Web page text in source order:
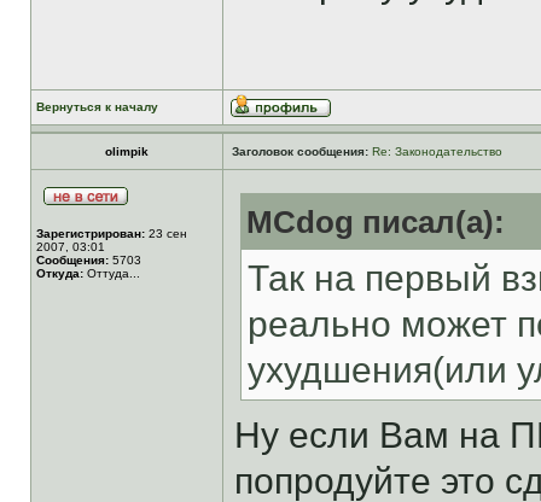
Вернуться к началу
olimpik Заголовок сообщения: Re: Законодательство
Зарегистрирован: 23 сен
2007, 03:01
Сообщения: 5703
Откуда: Оттуда...
MCdog писал(а):
Так на первый
реально может
ухудшения(или
Ну если Вам на
попродуйте это